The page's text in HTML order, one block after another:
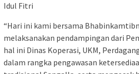
Idul Fitri
“Hari ini kami bersama
melaksanakan pendampingan dari
hal ini Dinas Koperasi, UKM,
dalam rangka pengawasan